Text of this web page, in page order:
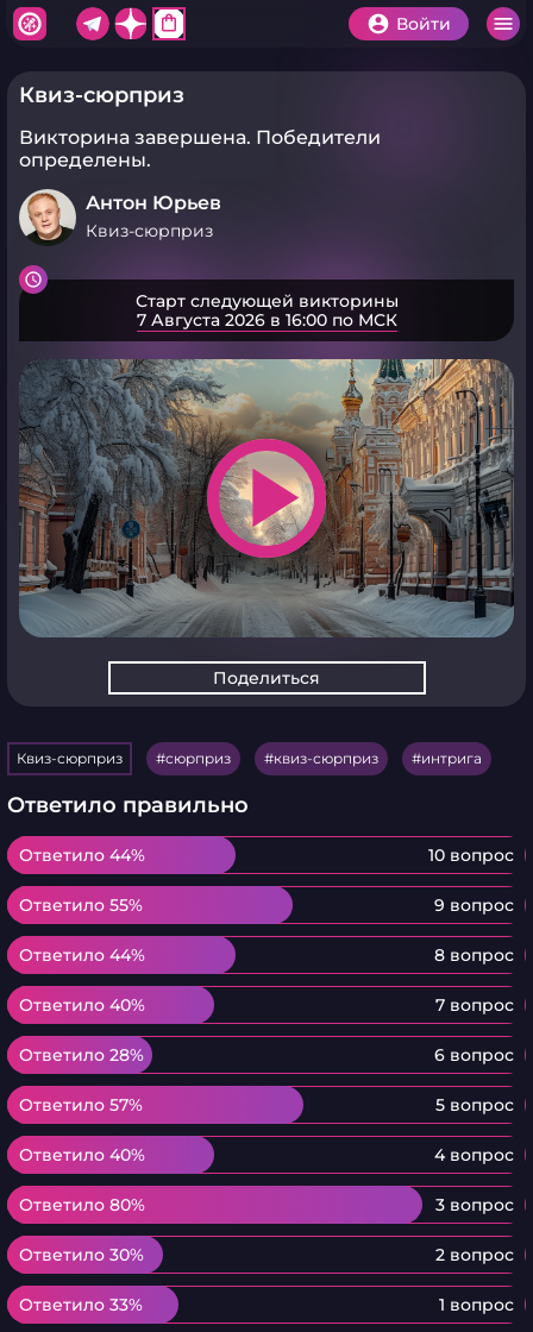
shopping_bag Войти
Квиз-сюрприз
Викторина завершена. Победители
определены.
Антон Юрьев
Квиз-сюрприз
Старт следующей викторины
7 Августа 2026 в 16:00 по МСК
play_arrow
Поделиться
Квиз-сюрприз сюрприз квиз-сюрприз интрига
Ответило правильно
Ответило 44% 10 вопрос
Ответило 44%
Ответило 55% 9 вопрос
Ответило 55%
Ответило 44% 8 вопрос
Ответило 44%
Ответило 40% 7 вопрос
Ответило 40%
Ответило 28% 6 вопрос
Ответило 28%
Ответило 57% 5 вопрос
Ответило 57%
Ответило 40% 4 вопрос
Ответило 40%
Ответило 80% 3 вопрос
Ответило 80%
Ответило 30% 2 вопрос
Ответило 30%
Ответило 33% 1 вопрос
Ответило 33%